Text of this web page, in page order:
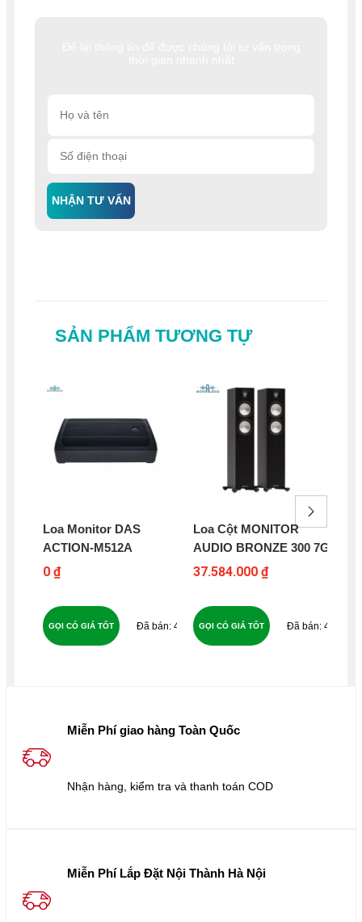
NHẬN TƯ VẤN
SẢN PHẨM TƯƠNG TỰ
Loa Monitor DAS
ACTION-M512A
0 ₫
48
GỌI CÓ GIÁ TỐT
Loa Cột MONITOR
AUDIO BRONZE 300 7G
37.584.000 ₫
47
GỌI CÓ GIÁ TỐT
Miễn Phí giao hàng Toàn Quốc
Nhận hàng, kiểm tra và thanh toán COD
Miễn Phí Lắp Đặt Nội Thành Hà Nội